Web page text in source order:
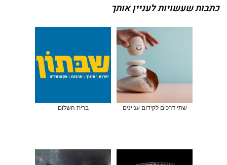
כתבות שעשויות לעניין אותך
שתי דרכים לקידום עניינים ברית השלום